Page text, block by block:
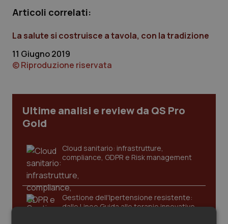
Calabria
Campania
Emilia-Romagna
Lazio
Lombardia
Marche
Asma & BPCO
Car-T
Colesterolo & coronaropatie
Diabete & glucometri
Dolore
Donna & Salute
Articoli correlati:
La salute si costruisce a tavola, con la tradizione
11 Giugno 2019
© Riproduzione riservata
Ultime analisi e review da QS Pro
Gold
Cloud sanitario: infrastrutture,
compliance, GDPR e Risk management
Gestione dell'Ipertensione resistente:
dalle Linee Guida alle terapie innovative